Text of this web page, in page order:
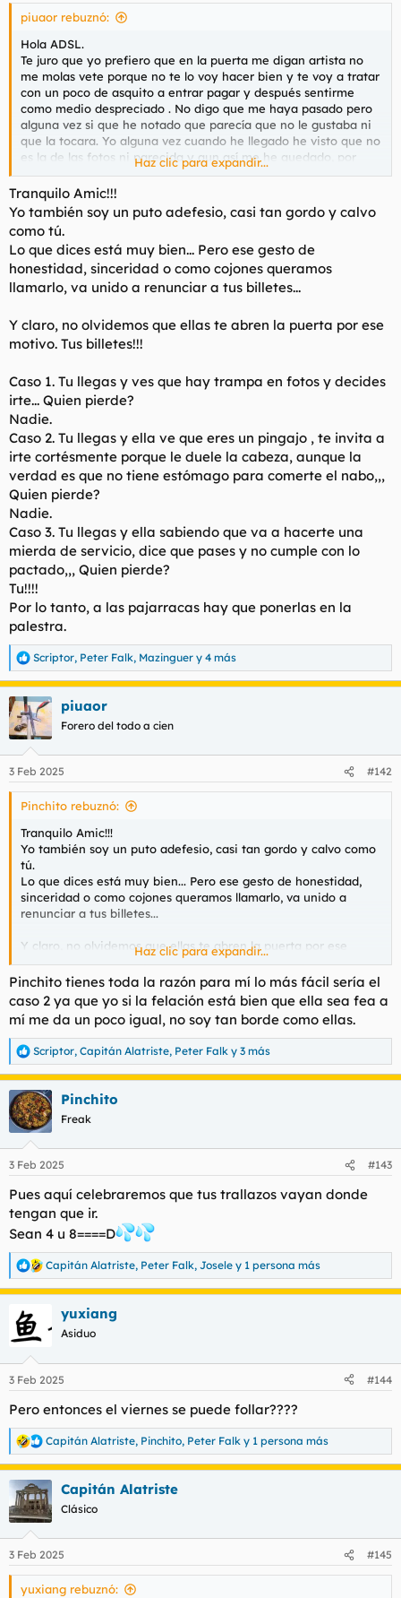
s
piuaor rebuznó:
Hola ADSL.
Te juro que yo prefiero que en la puerta me digan artista no
me molas vete porque no te lo voy hacer bien y te voy a tratar
con un poco de asquito a entrar pagar y después sentirme
como medio despreciado . No digo que me haya pasado pero
alguna vez si que he notado que parecía que no le gustaba ni
que la tocara. Yo alguna vez cuando he llegado he visto que no
es la de las fotos ni parecida y aun así me he quedado, por
cobardía, por educación, por no querer ofender a nadie
diciéndole no eres lo que esperaba .
Yo tengo bastante claro que si no fuera como soy quizás
buscaría algo sin pagar. Pero lo tengo malamente las mujeres
los buscan se otra manera, creo yo , quizás me equivoque.
Haz clic para expandir...
Tranquilo Amic!!!
Yo también soy un puto adefesio, casi tan gordo y calvo
como tú.
Lo que dices está muy bien... Pero ese gesto de
honestidad, sinceridad o como cojones queramos
llamarlo, va unido a renunciar a tus billetes...
Y claro, no olvidemos que ellas te abren la puerta por ese
motivo. Tus billetes!!!
Caso 1. Tu llegas y ves que hay trampa en fotos y decides
irte... Quien pierde?
Nadie.
Caso 2. Tu llegas y ella ve que eres un pingajo , te invita a
irte cortésmente porque le duele la cabeza, aunque la
verdad es que no tiene estómago para comerte el nabo,,,
Quien pierde?
Nadie.
Caso 3. Tu llegas y ella sabiendo que va a hacerte una
mierda de servicio, dice que pases y no cumple con lo
pactado,,, Quien pierde?
Tu!!!!
Por lo tanto, a las pajarracas hay que ponerlas en la
palestra.
R
e
a
c
c
i
e
s
Scriptor, Peter Falk, Mazinguer y 4 más
piuaor
Forero del todo a cien
3 Feb 2025 #142
Pinchito rebuznó:
Tranquilo Amic!!!
Yo también soy un puto adefesio, casi tan gordo y calvo como
tú.
Lo que dices está muy bien... Pero ese gesto de honestidad,
sinceridad o como cojones queramos llamarlo, va unido a
renunciar a tus billetes...
Y claro, no olvidemos que ellas te abren la puerta por ese
motivo. Tus billetes!!!
Caso 1. Tu llegas y ves que hay trampa en fotos y decides irte...
Quien pierde?
Nadie.
Caso 2. Tu llegas y ella ve que eres un pingajo , te invita a irte
cortésmente porque le duele la cabeza, aunque la verdad es
que no tiene estómago para comerte el nabo,,, Quien pierde?
Nadie.
Caso 3. Tu llegas y ella sabiendo que va a hacerte una mierda
de servicio, dice que pases y no cumple con lo pactado,,, Quien
pierde?
Por lo tanto, a las pajarracas hay que ponerlas en la palestra.
Haz clic para expandir...
Pinchito tienes toda la razón para mí lo más fácil sería el
caso 2 ya que yo si la felación está bien que ella sea fea a
mí me da un poco igual, no soy tan borde como ellas.
R
e
a
c
c
i
e
:
Scriptor, Capitán Alatriste, Peter Falk y 3 más
Pinchito
Freak
3 Feb 2025 #143
Pues aquí celebraremos que tus trallazos vayan donde
tengan que ir.
Sean 4 u 8====D
R
e
a
c
c
i
e
:
Capitán Alatriste, Peter Falk, Josele y 1 persona más
yuxiang
Asiduo
3 Feb 2025 #144
Pero entonces el viernes se puede follar????
R
e
a
c
c
i
e
s
Capitán Alatriste, Pinchito, Peter Falk y 1 persona más
Capitán Alatriste
Clásico
3 Feb 2025 #145
yuxiang rebuznó: